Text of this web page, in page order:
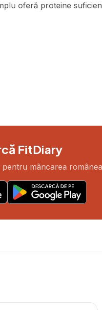
oferă proteine
FitDiary
mâncarea